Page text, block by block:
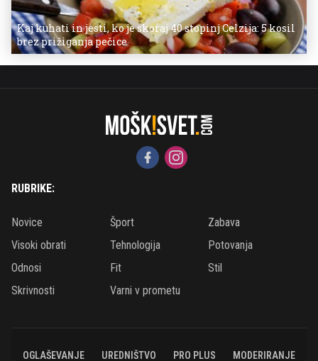
Kaj kuhati in jesti, ko je skoraj 40 stopinj Celzija: 5 kosil
brez prižiganja pečice
RUBRIKE:
Novice Šport
Zabava
Visoki obrati
Tehnologija
Potovanja
Odnosi
Fit
Stil
Skrivnosti
Varni v prometu
OGLAŠEVANJE UREDNIŠTVO PRO PLUS MODERIRANJE